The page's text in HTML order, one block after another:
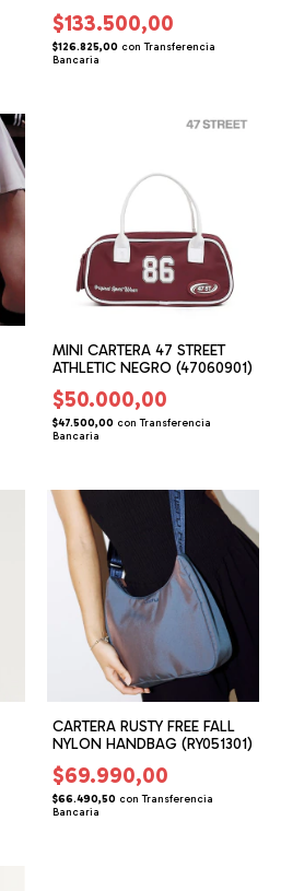
(47061302)
$133.500,00
$126.825,00 con Transferencia
Bancaria
MINI CARTERA 47 STREET
ATHLETIC NEGRO (47060901)
$50.000,00
$47.500,00 con Transferencia
Bancaria
CARTERA RUSTY FREE FALL
NYLON HANDBAG (RY051301)
$69.990,00
$66.490,50 con Transferencia
Bancaria